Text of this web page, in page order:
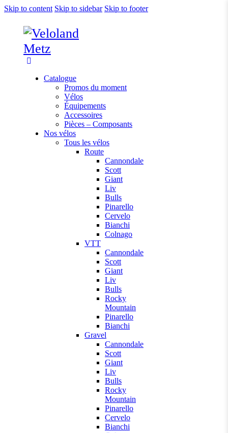
Skip to content Skip to sidebar Skip to footer
Catalogue
Promos du moment
Vélos
Équipements
Accessoires
Pièces – Composants
Nos vélos
Tous les vélos
Route
Cannondale
Scott
Giant
Liv
Bulls
Pinarello
Cervelo
Bianchi
Colnago
VTT
Cannondale
Scott
Giant
Liv
Bulls
Rocky
Mountain
Pinarello
Bianchi
Gravel
Cannondale
Scott
Giant
Liv
Bulls
Rocky
Mountain
Pinarello
Cervelo
Bianchi